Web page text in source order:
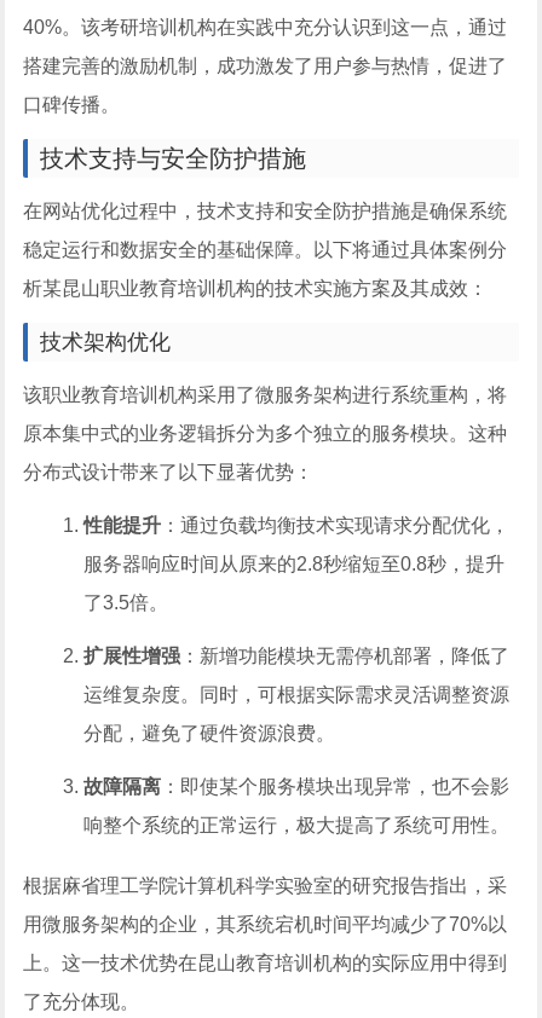
40%。该考研培训机构在实践中充分认识到这一点，通过
搭建完善的激励机制，成功激发了用户参与热情，促进了
口碑传播。
技术支持与安全防护措施
在网站优化过程中，技术支持和安全防护措施是确保系统
稳定运行和数据安全的基础保障。以下将通过具体案例分
析某昆山职业教育培训机构的技术实施方案及其成效：
技术架构优化
该职业教育培训机构采用了微服务架构进行系统重构，将
原本集中式的业务逻辑拆分为多个独立的服务模块。这种
分布式设计带来了以下显著优势：
性能提升 ：通过负载均衡技术实现请求分配优化，
服务器响应时间从原来的2.8秒缩短至0.8秒，提升
了3.5倍。
扩展性增强 ：新增功能模块无需停机部署，降低了
运维复杂度。同时，可根据实际需求灵活调整资源
分配，避免了硬件资源浪费。
故障隔离 ：即使某个服务模块出现异常，也不会影
响整个系统的正常运行，极大提高了系统可用性。
根据麻省理工学院计算机科学实验室的研究报告指出，采
用微服务架构的企业，其系统宕机时间平均减少了70%以
上。这一技术优势在昆山教育培训机构的实际应用中得到
了充分体现。